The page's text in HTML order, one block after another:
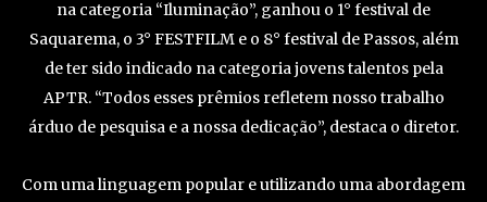
na categoria “Iluminação”, ganhou o 1° festival de
Saquarema, o 3° FESTFILM e o 8° festival de Passos, além
de ter sido indicado na categoria jovens talentos pela
APTR. “Todos esses prêmios refletem nosso trabalho
árduo de pesquisa e a nossa dedicação”, destaca o diretor.
Com uma linguagem popular e utilizando uma abordagem